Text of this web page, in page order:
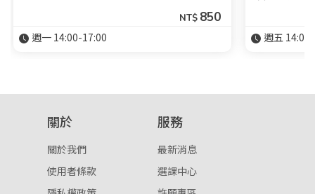
NT$ 850
週一 14:00-17:00 週五
關於
關於我們
使用者條款
服務
最新消息
選課中心